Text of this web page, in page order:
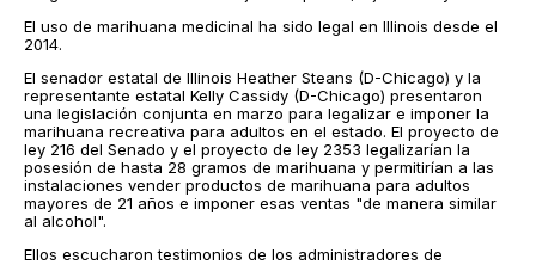
El uso de marihuana medicinal ha sido legal en Illinois desde el
2014.
El senador estatal de Illinois Heather Steans (D-Chicago) y la
representante estatal Kelly Cassidy (D-Chicago) presentaron
una legislación conjunta en marzo para legalizar e imponer la
marihuana recreativa para adultos en el estado. El proyecto de
ley 216 del Senado y el proyecto de ley 2353 legalizarían la
posesión de hasta 28 gramos de marihuana y permitirían a las
instalaciones vender productos de marihuana para adultos
mayores de 21 años e imponer esas ventas "de manera similar
al alcohol".
Ellos escucharon testimonios de los administradores de